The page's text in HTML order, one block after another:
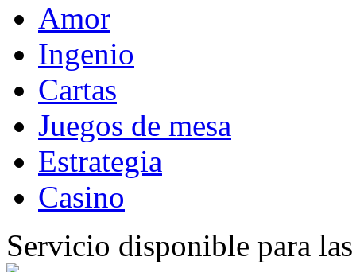
Amor
Ingenio
Cartas
Juegos de mesa
Estrategia
Casino
Servicio disponible para